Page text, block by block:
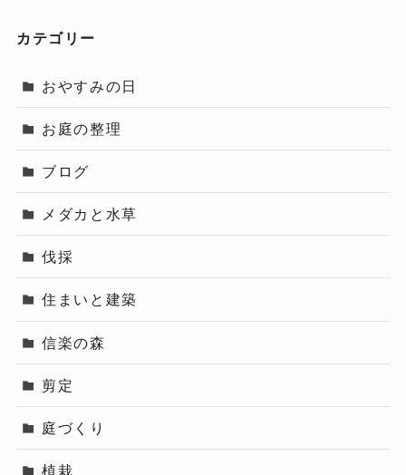
カテゴリー
おやすみの日
お庭の整理
ブログ
メダカと水草
伐採
住まいと建築
信楽の森
剪定
庭づくり
植栽